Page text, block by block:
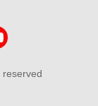
reserved